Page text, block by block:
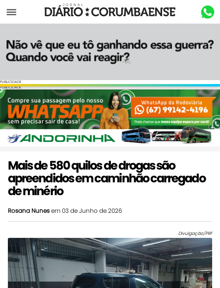
Menu
PUBLICIDADE
PUBLICIDADE
Mais de 580 quilos de drogas são
apreendidos em caminhão carregado
de minério
Rosana Nunesem 03 de Junho de 2026
Divulgação/PRF